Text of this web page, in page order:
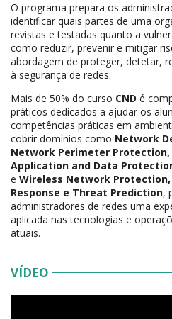
O programa prepara os
identificar quais partes de uma
revistas e testadas quanto a
como reduzir, prevenir e mitigar
abordagem de proteger, detetar,
à segurança de redes.
Mais de 50% do curso CND é
práticos dedicados a ajudar os
competências práticas em
cobrir domínios como Network
Network Perimeter
Application and Data
e Wireless Network
Response e Threat Prediction,
administradores de redes uma
aplicada nas tecnologias e
atuais.
VÍDEO